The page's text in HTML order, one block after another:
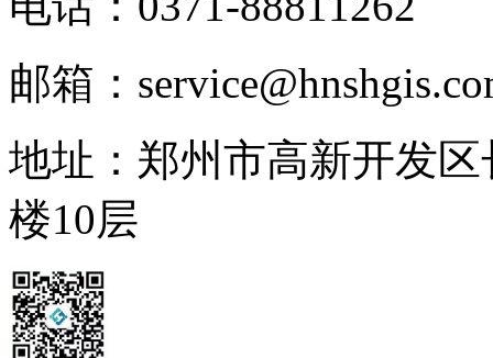
邮箱：
地址：郑州市高新开发
楼10层